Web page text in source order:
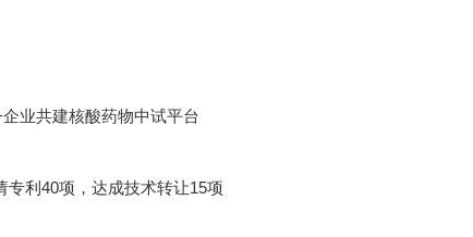
业共建核酸药物中试平台
专利40项，达成技术转让15项